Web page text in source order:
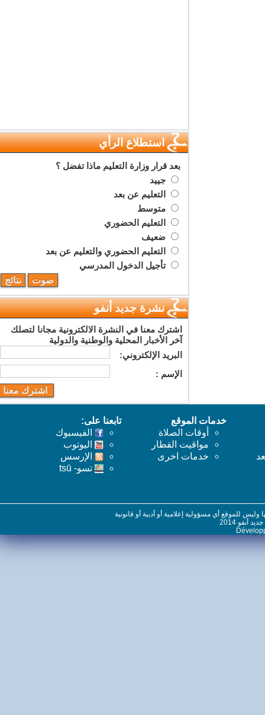
استطلاع الرأي
بعد قرار وزارة التعليم ماذا تفضل ؟
جييد
التعليم عن بعد
متوسط
التعليم الحضوري
ضعيف
التعليم الحضوري والتعليم عن بعد
تأجيل الدخول المدرسي
نشرة جديد أنفو
اشترك معنا في النشرة الالكترونية مجانا لتصلك
آخر الأخبار المحلية والوطنية والدولية
البريد اﻹلكتروني:
اﻹسم :
خدمات الموقع
أوقات الصلاة
مواقيت القطار
خدمات اخرى
تابعنا على:
الفيسبوك
اليوتوب
اﻹرسس
تسو- tsū
للموقع أي مسؤولية إعلامية أو أدبية أو قانونية
2014